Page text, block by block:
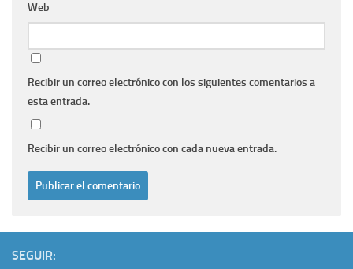
Web
Recibir un correo electrónico con los siguientes comentarios a
esta entrada.
Recibir un correo electrónico con cada nueva entrada.
SEGUIR: